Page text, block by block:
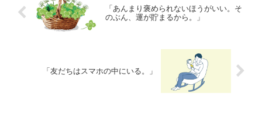
「あんまり褒められないほうがいい。そ
のぶん、運が貯まるから。」
「友だちはスマホの中にいる。」